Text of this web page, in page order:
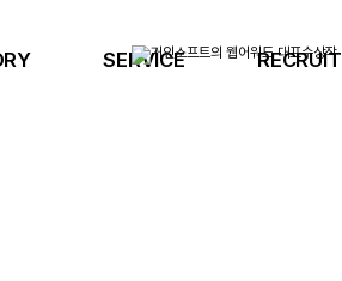
SERVICE RECRUIT